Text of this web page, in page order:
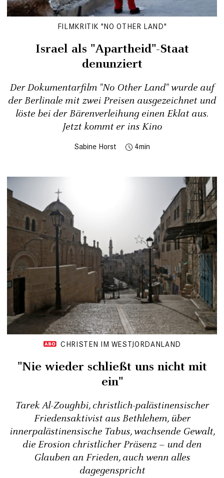
FILMKRITIK "NO OTHER LAND"
Israel als "Apartheid"-Staat
denunziert
Der Dokumentarfilm "No Other Land" wurde auf
der ­Berlinale mit zwei Preisen ausgezeichnet und
löste bei der Bärenverleihung einen Eklat aus.
Jetzt kommt er ins Kino
Sabine Horst 4
CHRISTEN IM WESTJORDANLAND
"Nie wieder schließt uns nicht mit
ein"
Tarek Al-Zoughbi, christlich-palästinensischer
Friedensaktivist aus Bethlehem, über
innerpalästinensische Tabus, wachsende Gewalt,
die Erosion christlicher Präsenz – und den
Glauben an Frieden, auch wenn alles
dagegenspricht